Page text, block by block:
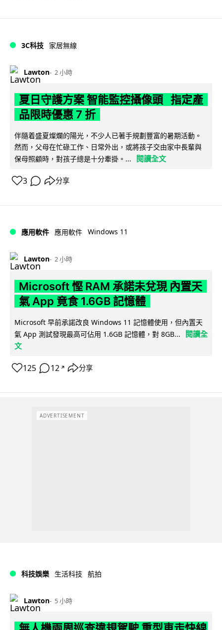
3C科技 家居無線
Lawton 2 小時
夏日守護方案 智能監控攝像頭 指定產
品限時優惠 7 折
伴隨着盛夏燦爛的陽光，不少人已著手規劃豐富的暑期活動。
然而，父母在忙碌工作、日常外出，或將孩子交由家中長輩與
保母照顧時，對孩子總是十分牽掛。...
閱讀全文
3 分享
應用軟件 應用軟件 Windows 11
Lawton 2 小時
Microsoft 慳 RAM 承諾未兌現 內置天
氣 App 竟食 1.6GB 記憶體
Microsoft 早前承諾改良 Windows 11 記憶體使用，但內置天
氣 App 測試發現最高可佔用 1.6GB 記憶體，對 8GB...
閱讀全
文
125 12 ↗ 分享
ADVERTISEMENT
科技娛樂 生活科技 航拍
Lawton 5 小時